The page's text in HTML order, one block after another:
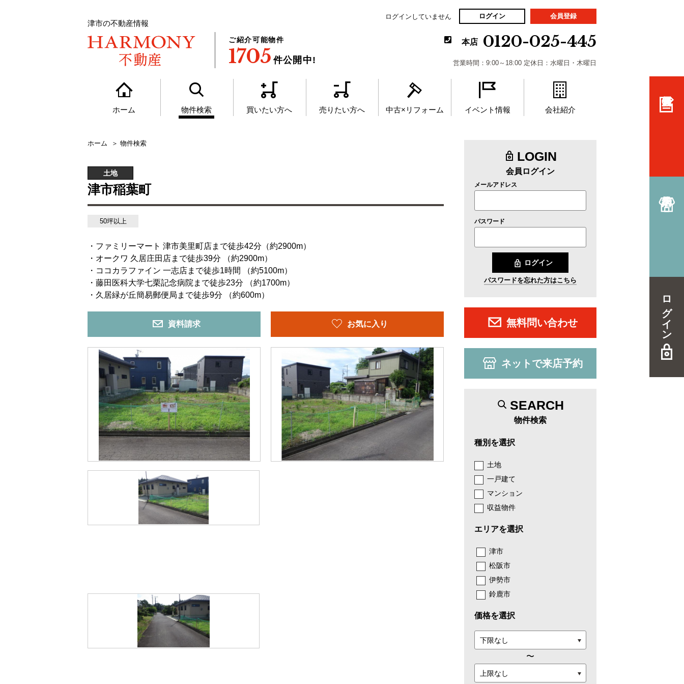
津市の不動産情報
ご紹介可能物件
1705 件公開中!
ログインしていません ログイン 会員登録
本店 0120-025-445
営業時間：9:00～18:00 定休日：水曜日・木曜日
ホーム 物件検索 買いたい方へ 売りたい方へ 中古×リフォーム イベント情報 会社紹介
ログイン
ホーム 物件検索
土地
津市稲葉町
50坪以上
・ファミリーマート 津市美里町店まで徒歩42分（約2900m）
・オークワ 久居庄田店まで徒歩39分 （約2900m）
・ココカラファイン 一志店まで徒歩1時間 （約5100m）
・藤田医科大学七栗記念病院まで徒歩23分 （約1700m）
・久居緑が丘簡易郵便局まで徒歩9分 （約600m）
資料請求 お気に入り
LOGIN
会員ログイン
メールアドレス
パスワード
ログイン
パスワードを忘れた方はこちら
無料問い合わせ
ネットで来店予約
SEARCH
物件検索
種別を選択
土地
一戸建て
マンション
収益物件
エリアを選択
津市
松阪市
伊勢市
鈴鹿市
価格を選択
〜